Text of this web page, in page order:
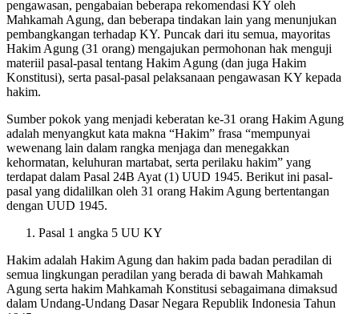
pengawasan, pengabaian beberapa rekomendasi KY oleh
Mahkamah Agung, dan beberapa tindakan lain yang menunjukan
pembangkangan terhadap KY. Puncak dari itu semua, mayoritas
Hakim Agung (31 orang) mengajukan permohonan hak menguji
materiil pasal-pasal tentang Hakim Agung (dan juga Hakim
Konstitusi), serta pasal-pasal pelaksanaan pengawasan KY kepada
hakim.
Sumber pokok yang menjadi keberatan ke-31 orang Hakim Agung
adalah menyangkut kata makna “Hakim” frasa “mempunyai
wewenang lain dalam rangka menjaga dan menegakkan
kehormatan, keluhuran martabat, serta perilaku hakim” yang
terdapat dalam Pasal 24B Ayat (1) UUD 1945. Berikut ini pasal-
pasal yang didalilkan oleh 31 orang Hakim Agung bertentangan
dengan UUD 1945.
Pasal 1 angka 5 UU KY
Hakim adalah Hakim Agung dan hakim pada badan peradilan di
semua lingkungan peradilan yang berada di bawah Mahkamah
Agung serta hakim Mahkamah Konstitusi sebagaimana dimaksud
dalam Undang-Undang Dasar Negara Republik Indonesia Tahun